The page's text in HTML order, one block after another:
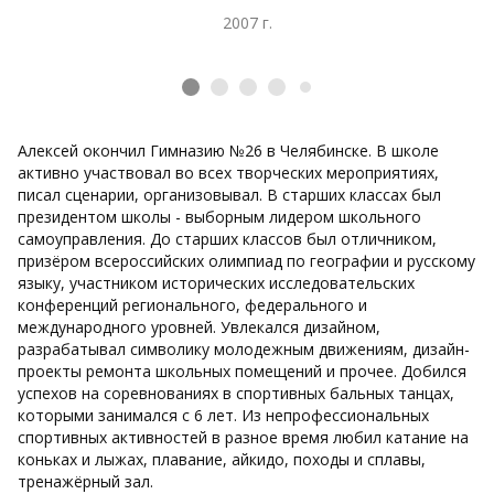
2007 г.
Алексей окончил Гимназию №26 в Челябинске. В школе
активно участвовал во всех творческих мероприятиях,
писал сценарии, организовывал. В старших классах был
президентом школы - выборным лидером школьного
самоуправления. До старших классов был отличником,
призёром всероссийских олимпиад по географии и русскому
языку, участником исторических исследовательских
конференций регионального, федерального и
международного уровней. Увлекался дизайном,
разрабатывал символику молодежным движениям, дизайн-
проекты ремонта школьных помещений и прочее. Добился
успехов на соревнованиях в спортивных бальных танцах,
которыми занимался с 6 лет. Из непрофессиональных
спортивных активностей в разное время любил катание на
коньках и лыжах, плавание, айкидо, походы и сплавы,
тренажёрный зал.